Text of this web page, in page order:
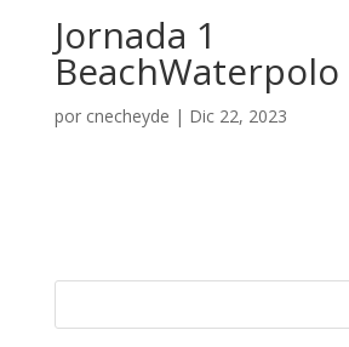
Jornada 1
BeachWaterpolo
por cnecheyde | Dic 22, 2023